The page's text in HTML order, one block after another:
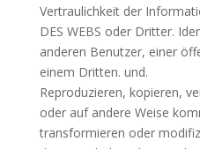
Vertraulichkeit der
DES WEBS oder Dritter.
anderen Benutzer, einer
einem Dritten. und.
Reproduzieren, kopieren,
oder auf andere Weise
transformieren oder